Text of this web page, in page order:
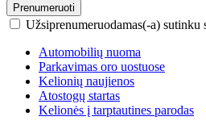
Prenumeruoti
Užsiprenumeruodamas(-a) sutinku
Automobilių nuoma
Parkavimas oro uostuose
Kelionių naujienos
Atostogų startas
Kelionės į tarptautines parodas